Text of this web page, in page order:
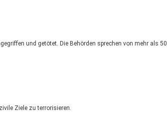
und getötet. Die Behörden sprechen von mehr als 50
Ziele zu terrorisieren.